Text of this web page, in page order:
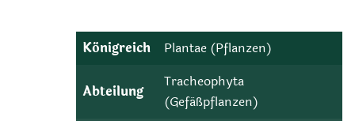
Königreich Plantae (Pflanzen)
Abteilung
Tracheophyta
(Gefäßpflanzen)